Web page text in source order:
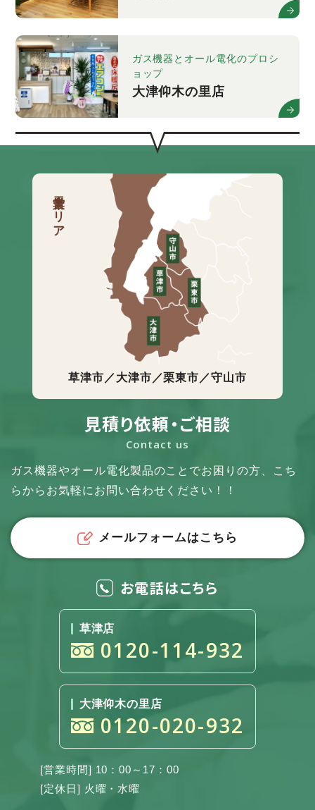
ガス機器とオール電化のプロシ
ョップ
大津仰木の里店
営業エリア
草津市／大津市／栗東市／守山市
見積り依頼・ご相談
Contact us
ガス機器やオール電化製品のことでお困りの方、
こち
らからお気軽にお問い合わせください！！
メールフォームはこちら
お電話はこちら
草津店
0120-114-932
大津仰木の里店
0120-020-932
[営業時間] 10：00～17：00
[定休日] 火曜・水曜